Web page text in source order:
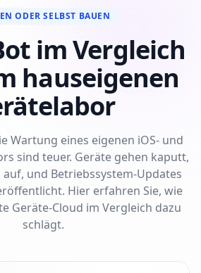
ODER SELBST BAUEN
im Vergleich
hauseigenen
Wartung eines eigenen iOS- und
sind teuer. Geräte gehen kaputt,
und Betriebssystem-Updates
Hier erfahren Sie, wie
Geräte-Cloud im Vergleich dazu
schlägt.